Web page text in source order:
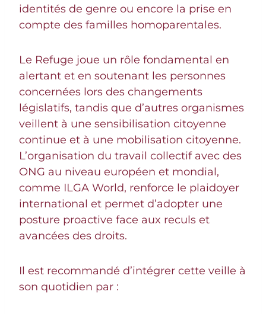
identités de genre ou encore la prise en
compte des familles homoparentales.
Le Refuge joue un rôle fondamental en
alertant et en soutenant les personnes
concernées lors des changements
législatifs, tandis que d’autres organismes
veillent à une sensibilisation citoyenne
continue et à une mobilisation citoyenne.
L’organisation du travail collectif avec des
ONG au niveau européen et mondial,
comme ILGA World, renforce le plaidoyer
international et permet d’adopter une
posture proactive face aux reculs et
avancées des droits.
Il est recommandé d’intégrer cette veille à
son quotidien par :